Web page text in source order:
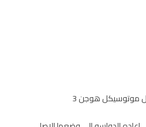
موتوسيكل هوجن 3